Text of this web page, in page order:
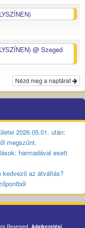
@ Szeged
Nézd meg a naptárat
2026.05.01. után:
megszűnt.
harmadával esett
kedvező az átváltás?
Reserved. Adatkezelési